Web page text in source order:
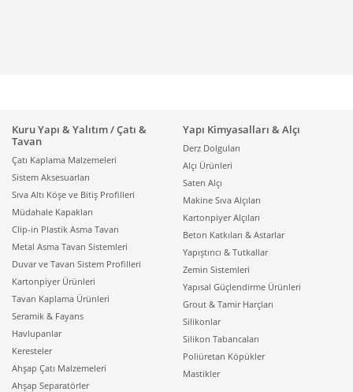
Kuru Yapı & Yalıtım / Çatı &
Tavan
Çatı Kaplama Malzemeleri
Sistem Aksesuarları
Sıva Altı Köşe ve Bitiş Profilleri
Müdahale Kapakları
Clip-in Plastik Asma Tavan
Metal Asma Tavan Sistemleri
Duvar ve Tavan Sistem Profilleri
Kartonpiyer Ürünleri
Tavan Kaplama Ürünleri
Seramik & Fayans
Havlupanlar
Keresteler
Ahşap Çatı Malzemeleri
Ahşap Separatörler
Yapı Kimyasalları & Alçı
Derz Dolguları
Alçı Ürünleri
Saten Alçı
Makine Sıva Alçıları
Kartonpiyer Alçıları
Beton Katkıları & Astarlar
Yapıştırıcı & Tutkallar
Zemin Sistemleri
Yapısal Güçlendirme Ürünleri
Grout & Tamir Harçları
Silikonlar
Silikon Tabancaları
Poliüretan Köpükler
Mastikler